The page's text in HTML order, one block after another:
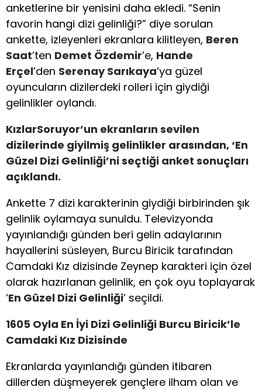
anketlerine bir yenisini daha ekledi. “Senin
favorin hangi dizi gelinliği?” diye sorulan
ankette, izleyenleri ekranlara kilitleyen, Beren
Saat’ten Demet Özdemir’e, Hande
Erçel’den Serenay Sarıkaya’ya güzel
oyuncuların dizilerdeki rolleri için giydiği
gelinlikler oylandı.
KızlarSoruyor’un ekranların sevilen
dizilerinde giyilmiş gelinlikler arasından, ‘En
Güzel Dizi Gelinliği’ni seçtiği anket sonuçları
açıklandı.
Ankette 7 dizi karakterinin giydiği birbirinden şık
gelinlik oylamaya sunuldu. Televizyonda
yayınlandığı günden beri gelin adaylarının
hayallerini süsleyen, Burcu Biricik tarafından
Camdaki Kız dizisinde Zeynep karakteri için özel
olarak hazırlanan gelinlik, en çok oyu toplayarak
‘En Güzel Dizi Gelinliği’ seçildi.
1605 Oyla En İyi Dizi Gelinliği Burcu Biricik’le
Camdaki Kız Dizisinde
Ekranlarda yayınlandığı günden itibaren
dillerden düşmeyerek gençlere ilham olan ve